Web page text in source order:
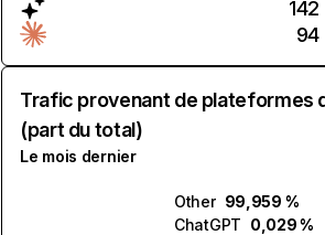
142
94
Trafic provenant de plateformes
(part du total)
Le mois dernier
Other 99,959 %
ChatGPT 0,029 %